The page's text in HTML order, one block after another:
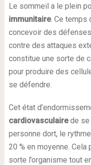
Le sommeil a le plein
immunitaire. Ce temps
concevoir des
contre des attaques
constitue une sorte de
pour produire des
se défendre.
Cet état
cardiovasculairede se
personne dort, le
20 % en moyenne.
sorte l’organisme tout